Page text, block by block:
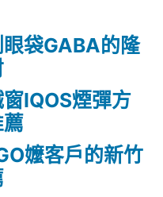
袋GABA的隆
IQOS煙彈方
嬤客戶的新竹